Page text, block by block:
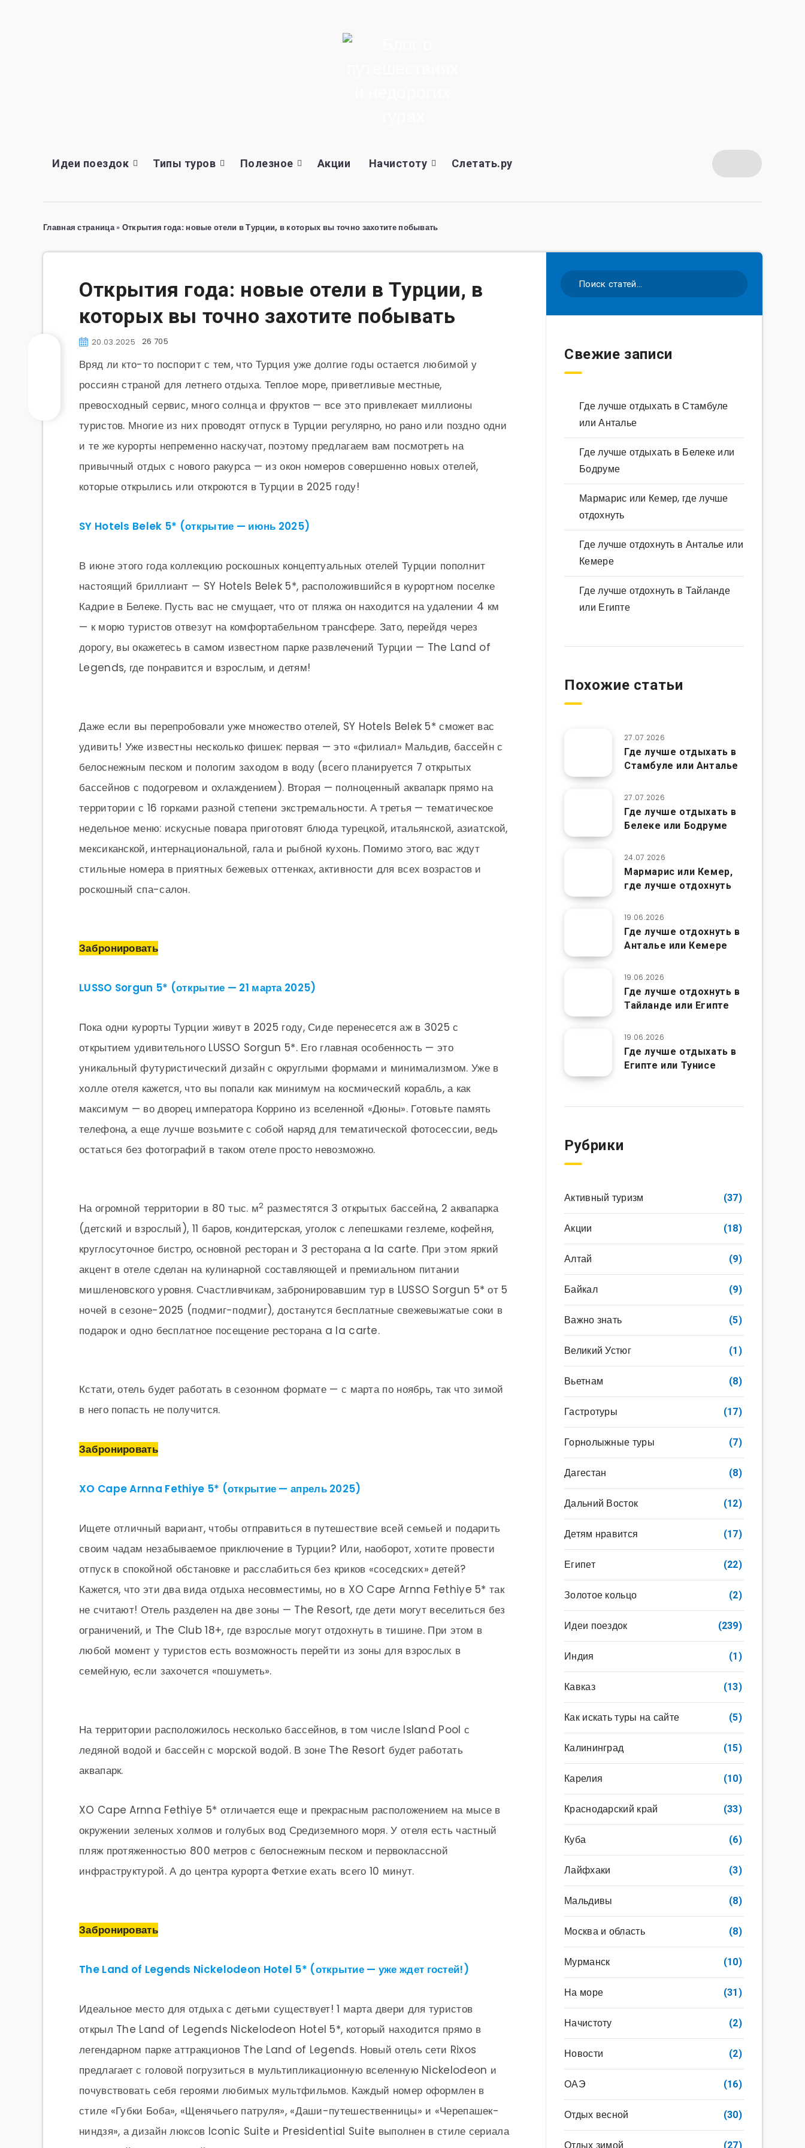
Идеи поездок Типы туров Полезное Акции Начистоту Слетать.ру
Главная страница» Открытия года: новые отели в Турции, в которых вы точно захотите побывать
Открытия года: новые отели в Турции, в
которых вы точно захотите побывать
20.03.2025 26 705
Вряд ли кто-то поспорит с тем, что Турция уже долгие годы остается любимой у
россиян страной для летнего отдыха. Теплое море, приветливые местные,
превосходный сервис, много солнца и фруктов — все это привлекает миллионы
туристов. Многие из них проводят отпуск в Турции регулярно, но рано или поздно одни
и те же курорты непременно наскучат, поэтому предлагаем вам посмотреть на
привычный отдых с нового ракурса — из окон номеров совершенно новых отелей,
которые открылись или откроются в Турции в 2025 году!
SY Hotels Belek 5* (открытие — июнь 2025)
В июне этого года коллекцию роскошных концептуальных отелей Турции пополнит
настоящий бриллиант — SY Hotels Belek 5*, расположившийся в курортном поселке
Кадрие в Белеке. Пусть вас не смущает, что от пляжа он находится на удалении 4 км
— к морю туристов отвезут на комфортабельном трансфере. Зато, перейдя через
дорогу, вы окажетесь в самом известном парке развлечений Турции — The Land of
Legends, где понравится и взрослым, и детям!
Даже если вы перепробовали уже множество отелей, SY Hotels Belek 5* сможет вас
удивить! Уже известны несколько фишек: первая — это «филиал» Мальдив, бассейн с
белоснежным песком и пологим заходом в воду (всего планируется 7 открытых
бассейнов с подогревом и охлаждением). Вторая — полноценный аквапарк прямо на
территории с 16 горками разной степени экстремальности. А третья — тематическое
недельное меню: искусные повара приготовят блюда турецкой, итальянской, азиатской,
мексиканской, интернациональной, гала и рыбной кухонь. Помимо этого, вас ждут
стильные номера в приятных бежевых оттенках, активности для всех возрастов и
роскошный спа-салон.
Забронировать
LUSSO Sorgun 5* (открытие — 21 марта 2025)
Пока одни курорты Турции живут в 2025 году, Сиде перенесется аж в 3025 с
открытием удивительного LUSSO Sorgun 5*. Его главная особенность — это
уникальный футуристический дизайн с округлыми формами и минимализмом. Уже в
холле отеля кажется, что вы попали как минимум на космический корабль, а как
максимум — во дворец императора Коррино из вселенной «Дюны». Готовьте память
телефона, а еще лучше возьмите с собой наряд для тематической фотосессии, ведь
остаться без фотографий в таком отеле просто невозможно.
На огромной территории в 80 тыс. м2 разместятся 3 открытых бассейна, 2 аквапарка
(детский и взрослый), 11 баров, кондитерская, уголок с лепешками гезлеме, кофейня,
круглосуточное бистро, основной ресторан и 3 ресторана a la carte. При этом яркий
акцент в отеле сделан на кулинарной составляющей и премиальном питании
мишленовского уровня. Счастливчикам, забронировавшим тур в LUSSO Sorgun 5* от 5
ночей в сезоне-2025 (подмиг-подмиг), достанутся бесплатные свежевыжатые соки в
подарок и одно бесплатное посещение ресторана a la carte.
Кстати, отель будет работать в сезонном формате — с марта по ноябрь, так что зимой
в него попасть не получится.
Забронировать
XO Cape Arnna Fethiye 5* (открытие — апрель 2025)
Ищете отличный вариант, чтобы отправиться в путешествие всей семьей и подарить
своим чадам незабываемое приключение в Турции? Или, наоборот, хотите провести
отпуск в спокойной обстановке и расслабиться без криков «соседских» детей?
Кажется, что эти два вида отдыха несовместимы, но в XO Cape Arnna Fethiye 5* так
не считают! Отель разделен на две зоны — The Resort, где дети могут веселиться без
ограничений, и The Club 18+, где взрослые могут отдохнуть в тишине. При этом в
любой момент у туристов есть возможность перейти из зоны для взрослых в
семейную, если захочется «пошуметь».
На территории расположилось несколько бассейнов, в том числе Island Pool с
ледяной водой и бассейн с морской водой. В зоне The Resort будет работать
аквапарк.
XO Cape Arnna Fethiye 5* отличается еще и прекрасным расположением на мысе в
окружении зеленых холмов и голубых вод Средиземного моря. У отеля есть частный
пляж протяженностью 800 метров с белоснежным песком и первоклассной
инфраструктурой. А до центра курорта Фетхие ехать всего 10 минут.
Забронировать
The Land of Legends Nickelodeon Hotel 5* (открытие — уже ждет гостей!)
Идеальное место для отдыха с детьми существует! 1 марта двери для туристов
открыл The Land of Legends Nickelodeon Hotel 5*, который находится прямо в
легендарном парке аттракционов The Land of Legends. Новый отель сети Rixos
предлагает с головой погрузиться в мультипликационную вселенную Nickelodeon и
почувствовать себя героями любимых мультфильмов. Каждый номер оформлен в
стиле «Губки Боба», «Щенячьего патруля», «Даши-путешественницы» и «Черепашек-
ниндзя», а дизайн люксов Iconic Suite и Presidential Suite выполнен в стиле сериала
Свежие записи
Где лучше отдыхать в Стамбуле
или Анталье
Где лучше отдыхать в Белеке или
Бодруме
Мармарис или Кемер, где лучше
отдохнуть
Где лучше отдохнуть в Анталье или
Кемере
Где лучше отдохнуть в Тайланде
или Египте
Похожие статьи
27.07.2026
Где лучше отдыхать в
Стамбуле или Анталье
27.07.2026
Где лучше отдыхать в
Белеке или Бодруме
24.07.2026
Мармарис или Кемер,
где лучше отдохнуть
19.06.2026
Где лучше отдохнуть в
Анталье или Кемере
19.06.2026
Где лучше отдохнуть в
Тайланде или Египте
19.06.2026
Где лучше отдыхать в
Египте или Тунисе
Рубрики
Активный туризм (37)
Акции (18)
Алтай (9)
Байкал (9)
Важно знать (5)
Великий Устюг (1)
Вьетнам (8)
Гастротуры (17)
Горнолыжные туры (7)
Дагестан (8)
Дальний Восток (12)
Детям нравится (17)
Египет (22)
Золотое кольцо (2)
Идеи поездок (239)
Индия (1)
Кавказ (13)
Как искать туры на сайте (5)
Калининград (15)
Карелия (10)
Краснодарский край (33)
Куба (6)
Лайфхаки (3)
Мальдивы (8)
Москва и область (8)
Мурманск (10)
На море (31)
Начистоту (2)
Новости (2)
ОАЭ (16)
Отдых весной (30)
(27)